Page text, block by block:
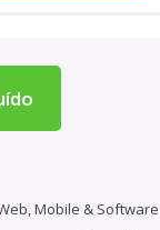
Mobile & Software